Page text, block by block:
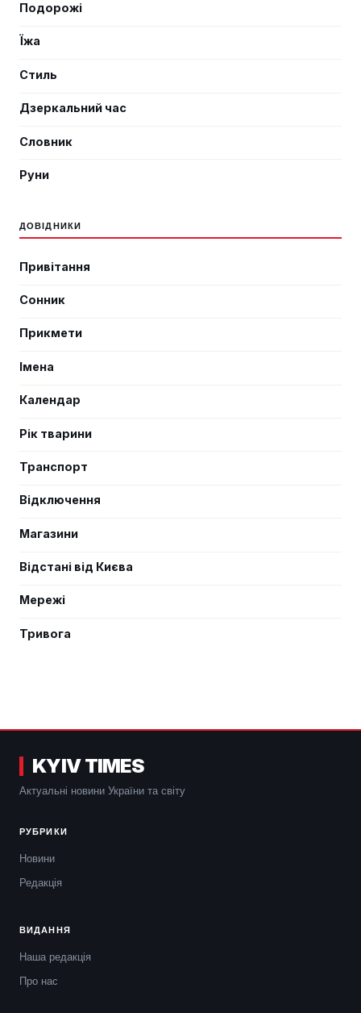
Подорожі
Їжа
Стиль
Дзеркальний час
Словник
Руни
ДОВІДНИКИ
Привітання
Сонник
Прикмети
Імена
Календар
Рік тварини
Транспорт
Відключення
Магазини
Відстані від Києва
Мережі
Тривога
KYIV TIMES
Актуальні новини України та світу
РУБРИКИ
Новини
Редакція
ВИДАННЯ
Наша редакція
Про нас